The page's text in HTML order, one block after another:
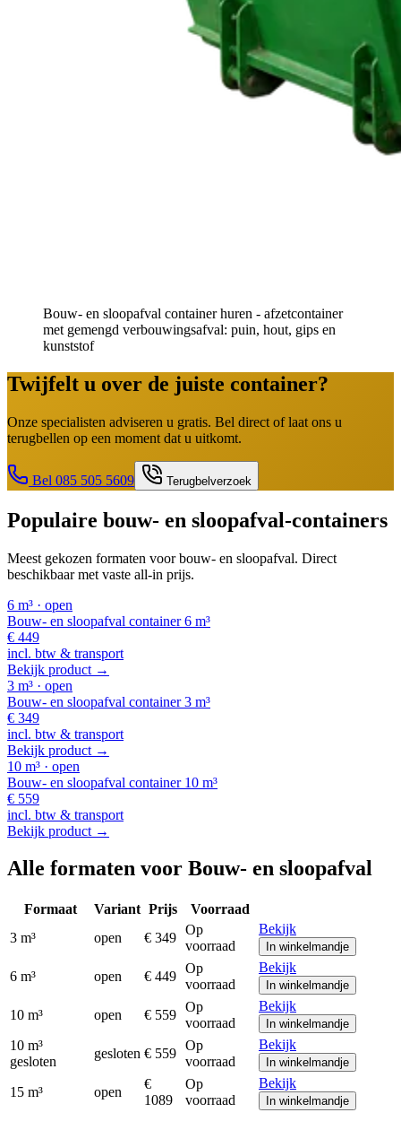
Bouw- en sloopafval container huren - afzetcontainer
met gemengd verbouwingsafval: puin, hout, gips en
kunststof
Twijfelt u over de juiste container?
Onze specialisten adviseren u gratis. Bel direct of laat ons u
terugbellen op een moment dat u uitkomt.
Bel 085 505 5609 Terugbelverzoek
Populaire bouw- en sloopafval-containers
Meest gekozen formaten voorbouw- en sloopafval. Direct
beschikbaar met vaste all-in prijs.
6 m³ · open
Bouw- en sloopafval container6 m³
€ 449
incl. btw & transport
Bekijk product →
3 m³ · open
Bouw- en sloopafval container3 m³
€ 349
incl. btw & transport
Bekijk product →
10 m³ · open
Bouw- en sloopafval container 10 m³
€ 559
incl. btw & transport
Bekijk product →
Alle formaten voor Bouw- en sloopafval
Formaat Variant Prijs
Voorraad
3 m³
open € 349
Op
voorraad
Bekijk
In winkelmandje
6 m³ open € 449
Op
voorraad
Bekijk
In winkelmandje
10 m³ open € 559
Op
voorraad
Bekijk
In winkelmandje
10 m³
gesloten
gesloten € 559
Op
voorraad
Bekijk
In winkelmandje
15 m³ open
€
1089
Op
voorraad
Bekijk
In winkelmandje